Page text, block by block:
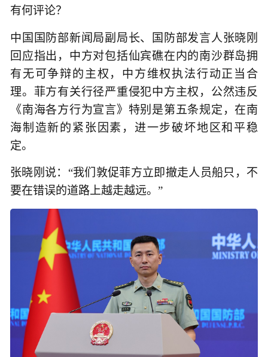
有何评论？
中国国防部新闻局副局长、国防部发言人张晓刚
回应指出，中方对包括仙宾礁在内的南沙群岛拥
有无可争辩的主权，中方维权执法行动正当合
理。菲方有关行径严重侵犯中方主权，公然违反
《南海各方行为宣言》特别是第五条规定，在南
海制造新的紧张因素，进一步破坏地区和平稳
定。
张晓刚说：“我们敦促菲方立即撤走人员船只，不
要在错误的道路上越走越远。”